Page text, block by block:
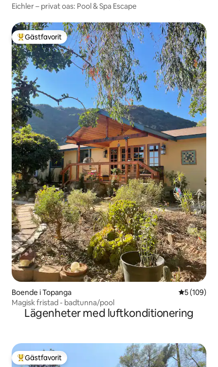
Eichler – privat oas: Pool & Spa Escape
Populär gästfavorit
Gästfavorit
Boende i Topanga 5 av 5 i
5 (109)
Magisk fristad - badtunna/pool
Lägenheter med luftkonditionering
Populär gästfavorit
Gästfavorit